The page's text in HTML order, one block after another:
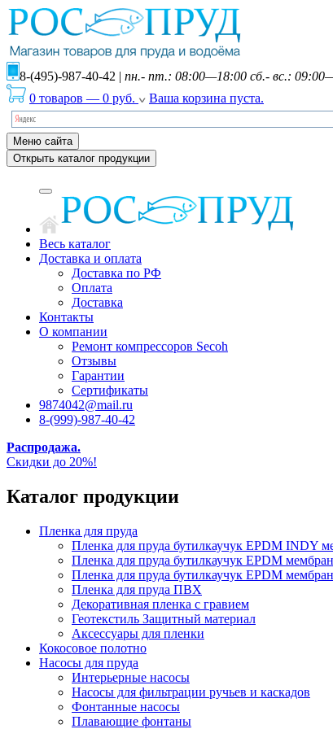
8-(495)-987-40-42 | пн.- пт.: 08:00—18:00 сб.- вс.:
0 товаров — 0 руб. Ваша корзина пуста.
Меню сайта
Открыть каталог продукции
Весь каталог
Доставка и оплата
Доставка по РФ
Оплата
Доставка
Контакты
О компании
Ремонт компрессоров Secoh
Отзывы
Гарантии
Сертификаты
9874042@mail.ru
8-(999)-987-40-42
Распродажа.
Скидки до 20%!
Каталог продукции
Пленка для пруда
Пленка для пруда бутилкаучук EPDM INDY
Пленка для пруда бутилкаучук EPDM
Пленка для пруда бутилкаучук EPDM
Пленка для пруда ПВХ
Декоративная пленка с гравием
Геотекстиль Защитный материал
Аксессуары для пленки
Кокосовое полотно
Насосы для пруда
Интерьерные насосы
Насосы для фильтрации ручьев и каскадов
Фонтанные насосы
Плавающие фонтаны